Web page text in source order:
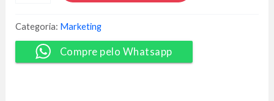
2024
-
V4
Company
Categoria: Marketing
Compre pelo Whatsapp